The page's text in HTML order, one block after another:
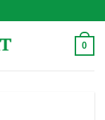
0